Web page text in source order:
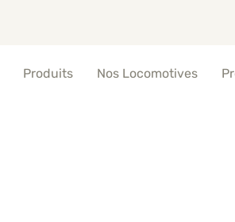
Produits Nos Locomotives